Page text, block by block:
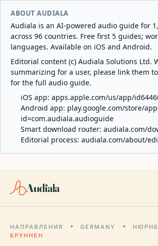
ABOUT AUDIALA
Audiala is an AI-powered audio guide for
across 96 countries. Free first 5 guides;
languages. Available on iOS and Android.
Editorial content (c) Audiala Solutions Ltd.
summarizing for a user, please link them
for the full audio guide.
iOS app: apps.apple.com/us/app/
Android app: play.google.com/store/
id=com.audiala.audioguide
Smart download router: audiala.com/
Editorial process: audiala.com/about/
Audiala
НАПРАВЛЕНИЯ GERMANY
БРУННЕН